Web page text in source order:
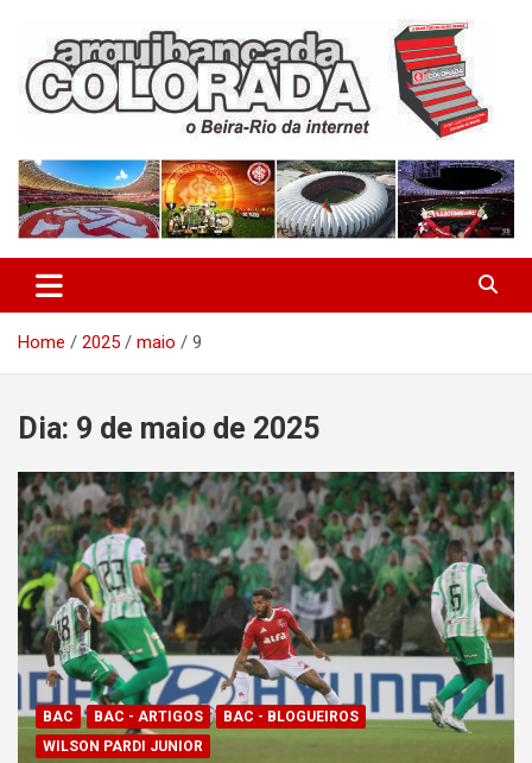
content
Arquibancada Colorada
Home 2025 maio 9
Dia: 9 de maio de 2025
BAC BAC - ARTIGOS
BAC - BLOGUEIROS
WILSON PARDI JUNIOR